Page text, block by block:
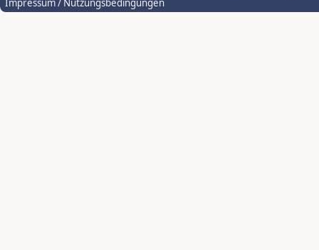
Impressum / Nutzungsbedingungen